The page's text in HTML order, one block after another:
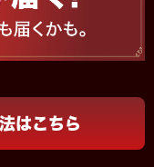
はこちら